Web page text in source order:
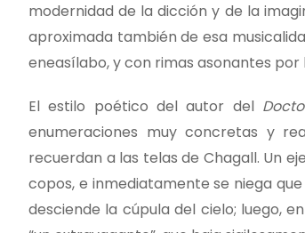
modernidad de la dicción y de la
aproximada también de esa
eneasílabo, y con rimas asonantes por
El estilo poético del autor del
enumeraciones muy concretas y
recuerdan a las telas de Chagall. Un
copos, e inmediatamente se niega
desciende la cúpula del cielo; luego,